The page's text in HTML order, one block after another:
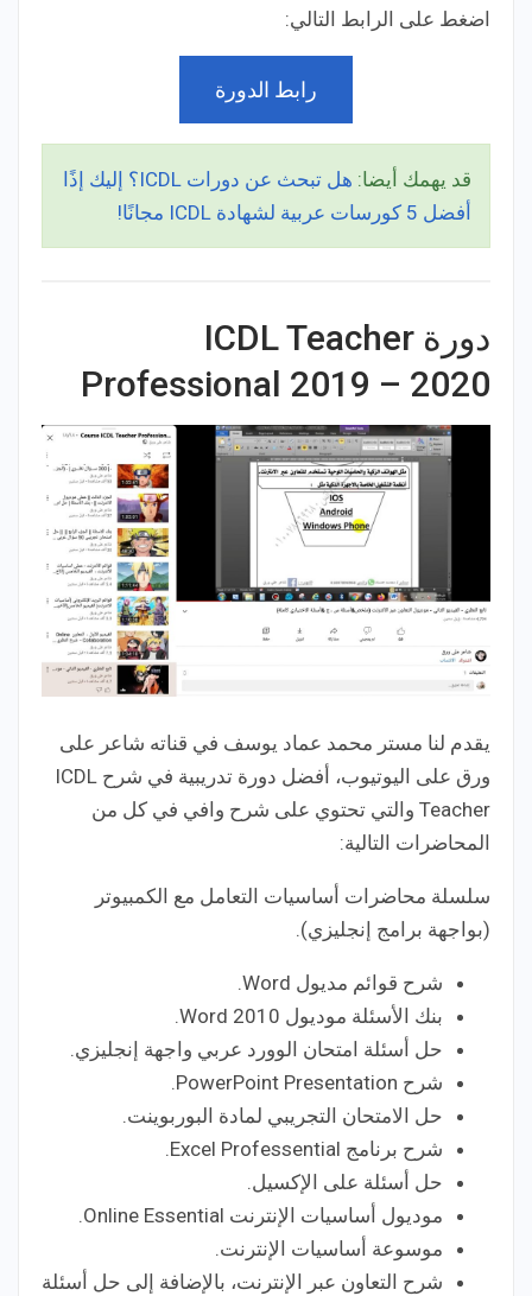
اضغط على الرابط التالي:
رابط الدورة
قد يهمك أيضا:
هل تبحث عن دورات ICDL؟ إليك إذًا
أفضل 5 كورسات عربية لشهادة ICDL مجانًا!
دورة ICDL Teacher
Professional 2019 – 2020
يقدم لنا مستر محمد عماد يوسف في قناته شاعر على
ورق على اليوتيوب، أفضل دورة تدريبية في شرح ICDL
Teacher والتي تحتوي على شرح وافي في كل من
المحاضرات التالية:
سلسلة محاضرات أساسيات التعامل مع الكمبيوتر
(بواجهة برامج إنجليزي).
شرح قوائم مديول Word.
بنك الأسئلة موديول Word 2010.
حل أسئلة امتحان الوورد عربي واجهة إنجليزي.
شرح PowerPoint Presentation.
حل الامتحان التجريبي لمادة البوربوينت.
شرح برنامج Excel Professential.
حل أسئلة على الإكسيل.
موديول أساسيات الإنترنت Online Essential.
موسوعة أساسيات الإنترنت.
شرح التعاون عبر الإنترنت، بالإضافة إلى حل أسئلة